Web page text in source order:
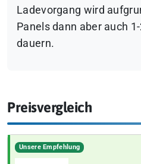
Ladevorgang wird
Panels dann aber auch
dauern.
Preisvergleich
Unsere Empfehlung